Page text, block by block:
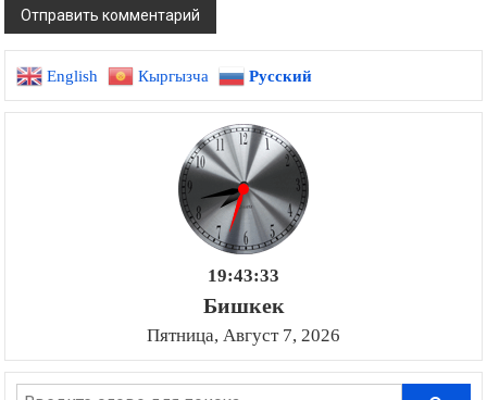
English Кыргызча Русский
19:43:34
Бишкек
Пятница, Август 7, 2026